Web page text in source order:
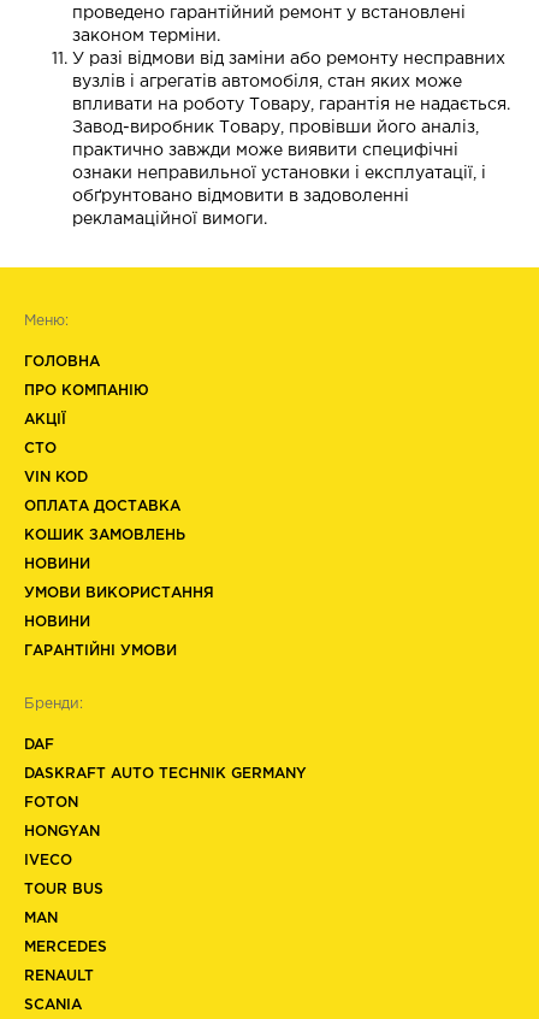
проведено гарантійний ремонт у встановлені
законом терміни.
У разі відмови від заміни або ремонту несправних
вузлів і агрегатів автомобіля, стан яких може
впливати на роботу Товару, гарантія не надається.
Завод-виробник Товару, провівши його аналіз,
практично завжди може виявити специфічні
ознаки неправильної установки і експлуатації, і
обґрунтовано відмовити в задоволенні
рекламаційної вимоги.
Меню:
ГОЛОВНА
ПРО КОМПАНІЮ
АКЦІЇ
СТО
VIN KOD
ОПЛАТА ДОСТАВКА
КОШИК ЗАМОВЛЕНЬ
НОВИНИ
УМОВИ ВИКОРИСТАННЯ
НОВИНИ
ГАРАНТІЙНІ УМОВИ
Бренди:
DAF
DASKRAFT AUTO TECHNIK GERMANY
FOTON
HONGYAN
IVECO
TOUR BUS
MAN
MERCEDES
RENAULT
SCANIA